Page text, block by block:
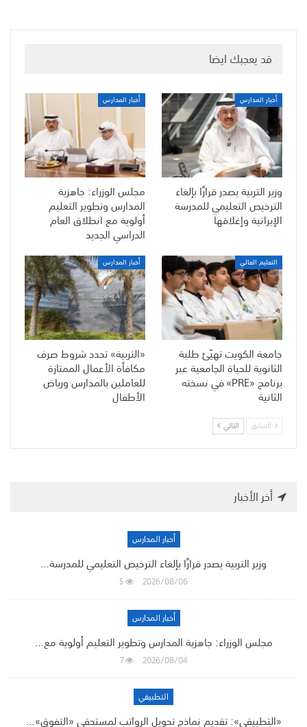
قد يعجبك ايضا
أخبار المدارس
وزير التربية يصدر قرارًا بإلغاء
الترخيص التعليمي للمدرسة
الإيرانية وإغلاقها
أخبار المدارس
مجلس الوزراء: جاهزية
المدارس وتطوير التعليم
أولوية مع انطلاق العام
الدراسي الجديد
التعليم العالي
جامعة الكويت تهيّئ طلبة
الثانوية للحياة الجامعية عبر
برنامج «PRE» في نسخته
الثانية
أخبار المدارس
«التربية» تحدد شروط صرف
مكافأة الأعمال الممتازة
للعاملين بالمدارس ورياض
الأطفال
السابق التالي
أخر الأخبار
أخبار المدارس
وزير التربية يصدر قرارًا بإلغاء الترخيص التعليمي للمدرسة…
2026/08/06
5
أخبار المدارس
مجلس الوزراء: جاهزية المدارس وتطوير التعليم أولوية مع…
2026/08/04
7
التطبيقي
«التطبيقي»: تقديم نماذج تحويل الرواتب لمستحقي «التفوق»…